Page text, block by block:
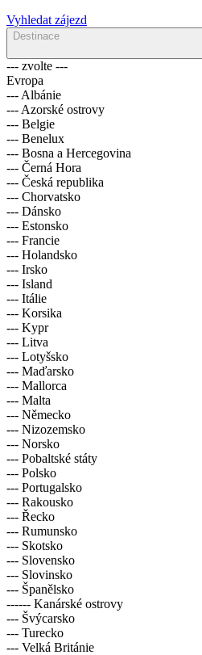
Vyhledat zájezd
Destinace
--- zvolte ---
Evropa
--- Albánie
--- Azorské ostrovy
--- Belgie
--- Benelux
--- Bosna a Hercegovina
--- Černá Hora
--- Česká republika
--- Chorvatsko
--- Dánsko
--- Estonsko
--- Francie
--- Holandsko
--- Irsko
--- Island
--- Itálie
--- Korsika
--- Kypr
--- Litva
--- Lotyšsko
--- Maďarsko
--- Mallorca
--- Malta
--- Německo
--- Nizozemsko
--- Norsko
--- Pobaltské státy
--- Polsko
--- Portugalsko
--- Rakousko
--- Řecko
--- Rumunsko
--- Skotsko
--- Slovensko
--- Slovinsko
--- Španělsko
------ Kanárské ostrovy
--- Švýcarsko
--- Turecko
--- Velká Británie